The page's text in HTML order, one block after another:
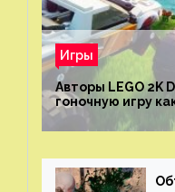
Игры
Авторы LEGO 2K
гоночную игру